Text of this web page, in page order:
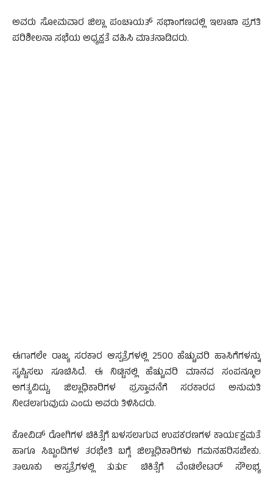
ಅವರು ಸೋಮವಾರ ಜಿಲ್ಲಾ ಪಂಚಾಯತ್ ಸಭಾಂಗಣದಲ್ಲಿ ಇಲಾಖಾ ಪ್ರಗತಿ
ಪರಿಶೀಲನಾ ಸಭೆಯ ಅಧ್ಯಕ್ಷತೆ ವಹಿಸಿ ಮಾತನಾಡಿದರು.
ಈಗಾಗಲೇ ರಾಜ್ಯ ಸರಕಾರ ಆಸ್ಪತ್ರೆಗಳಲ್ಲಿ 2500 ಹೆಚ್ಚುವರಿ ಹಾಸಿಗೆಗಳನ್ನು
ಸೃಷ್ಟಿಸಲು ಸೂಚಿಸಿದೆ. ಈ ನಿಟ್ಟಿನಲ್ಲಿ ಹೆಚ್ಚುವರಿ ಮಾನವ ಸಂಪನ್ಮೂಲ
ಅಗತ್ಯವಿದ್ದು, ಜಿಲ್ಲಾಧಿಕಾರಿಗಳ ಪ್ರಸ್ತಾವನೆಗೆ ಸರಕಾರದ ಅನುಮತಿ
ನೀಡಲಾಗುವುದು ಎಂದು ಅವರು ತಿಳಿಸಿದರು.
ಕೋವಿಡ್ ರೋಗಿಗಳ ಚಿಕಿತ್ಸೆಗೆ ಬಳಸಲಾಗುವ ಉಪಕರಣಗಳ ಕಾರ್ಯಕ್ಷಮತೆ
ಹಾಗೂ ಸಿಬ್ಬಂದಿಗಳ ತರಭೇತಿ ಬಗ್ಗೆ ಜಿಲ್ಲಾಧಿಕಾರಿಗಳು ಗಮನಹರಿಸಬೇಕು.
ತಾಲೂಕು ಆಸ್ಪತ್ರೆಗಳಲ್ಲಿ ತುರ್ತು ಚಿಕಿತ್ಸೆಗೆ ವೆಂಟಿಲೇಟರ್ ಸೌಲಭ್ಯ